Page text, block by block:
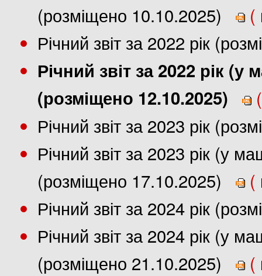
(розміщено 10.10.2025)
(
Річний звіт за 2022 рік
Річний звіт за 2022 рік
(розміщено 12.10.2025)
(
Річний звіт за 2023 рік
Річний звіт за 2023 рік (у
(розміщено 17.10.2025)
(
Річний звіт за 2024 рік
Річний звіт за 2024 рік (у
(розміщено 21.10.2025)
(